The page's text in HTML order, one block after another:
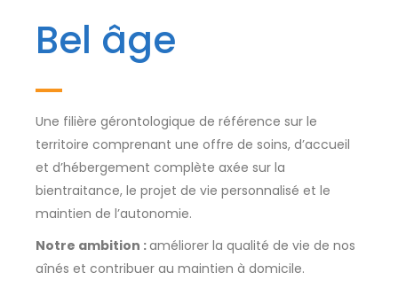
Bel âge
Une filière gérontologique de référence sur le
territoire comprenant une offre de soins, d’accueil
et d’hébergement complète axée sur la
bientraitance, le projet de vie personnalisé et le
maintien de l’autonomie.
Notre ambition :améliorer la qualité de vie de nos
aînés et contribuer au maintien à domicile.